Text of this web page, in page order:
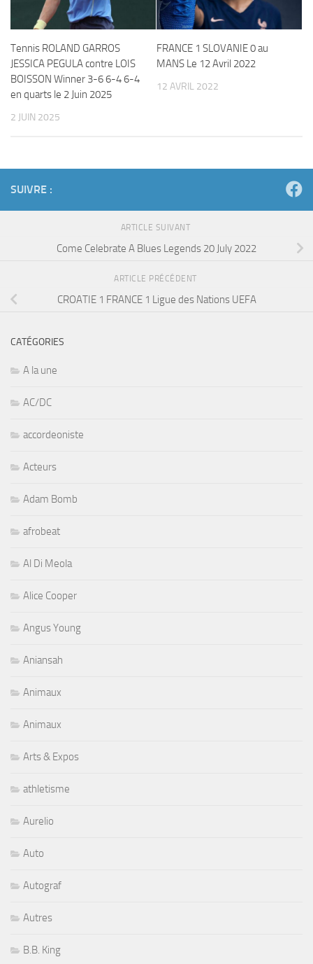
Tennis ROLAND GARROS
JESSICA PEGULA contre LOIS
BOISSON Winner 3-6 6-4 6-4
en quarts le 2 Juin 2025
2 JUIN 2025
FRANCE 1 SLOVANIE 0 au
MANS Le 12 Avril 2022
12 AVRIL 2022
SUIVRE :
ARTICLE SUIVANT
Come Celebrate A Blues Legends 20 July 2022
ARTICLE PRÉCÉDENT
CROATIE 1 FRANCE 1 Ligue des Nations UEFA
CATÉGORIES
A la une
AC/DC
accordeoniste
Acteurs
Adam Bomb
afrobeat
Al Di Meola
Alice Cooper
Angus Young
Aniansah
Animaux
Animaux
Arts & Expos
athletisme
Aurelio
Auto
Autograf
Autres
B.B. King